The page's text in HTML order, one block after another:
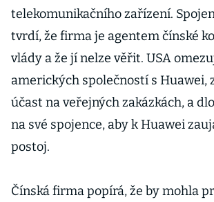
telekomunikačního zařízení.
tvrdí, že firma je agentem čínské
vlády a že jí nelze věřit. USA
amerických společností s Huawei,
účast na veřejných zakázkách, a
na své spojence, aby k Huawei
postoj.
Čínská firma popírá, že by mohla